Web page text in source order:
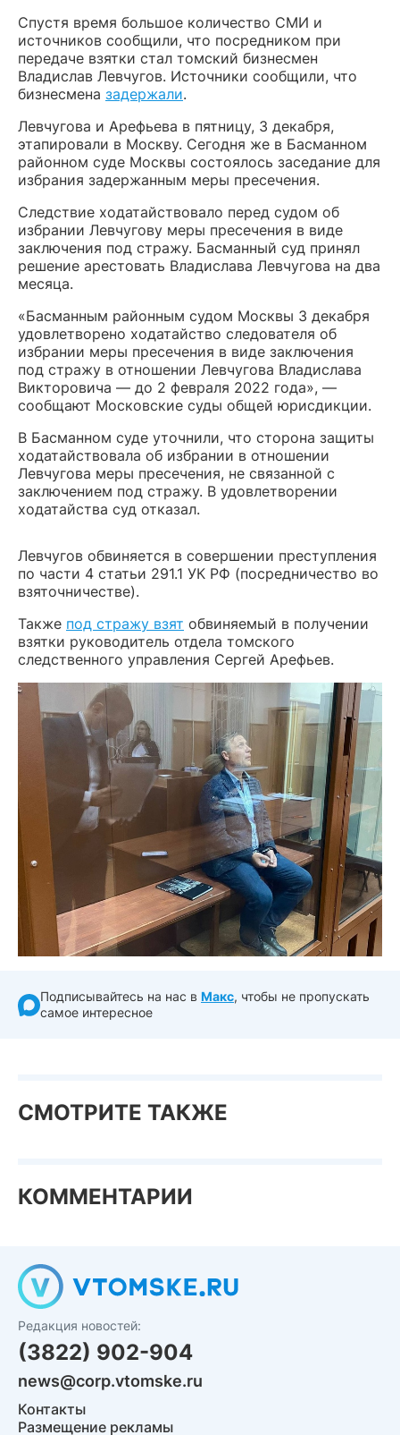
Спустя время большое количество СМИ и
источников сообщили, что посредником при
передаче взятки стал томский бизнесмен
Владислав Левчугов. Источники сообщили, что
бизнесмена задержали.
Левчугова и Арефьева в пятницу, 3 декабря,
этапировали в Москву. Сегодня же в Басманном
районном суде Москвы состоялось заседание для
избрания задержанным меры пресечения.
Следствие ходатайствовало перед судом об
избрании Левчугову меры пресечения в виде
заключения под стражу. Басманный суд принял
решение арестовать Владислава Левчугова на два
месяца.
«Басманным районным судом Москвы 3 декабря
удовлетворено ходатайство следователя об
избрании меры пресечения в виде заключения
под стражу в отношении Левчугова Владислава
Викторовича — до 2 февраля 2022 года», —
сообщают Московские суды общей юрисдикции.
В Басманном суде уточнили, что сторона защиты
ходатайствовала об избрании в отношении
Левчугова меры пресечения, не связанной с
заключением под стражу. В удовлетворении
ходатайства суд отказал.
Левчугов обвиняется в совершении преступления
по части 4 статьи 291.1 УК РФ (посредничество во
взяточничестве).
Также под стражу взят обвиняемый в получении
взятки руководитель отдела томского
следственного управления Сергей Арефьев.
Подписывайтесь на нас в Макс, чтобы не пропускать
самое интересное
СМОТРИТЕ ТАКЖЕ
КОММЕНТАРИИ
Редакция новостей:
(3822) 902-904
news@corp.vtomske.ru
Контакты
Размещение рекламы